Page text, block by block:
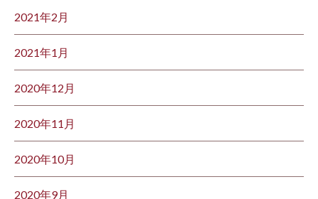
2021年2月
2021年1月
2020年12月
2020年11月
2020年10月
2020年9月